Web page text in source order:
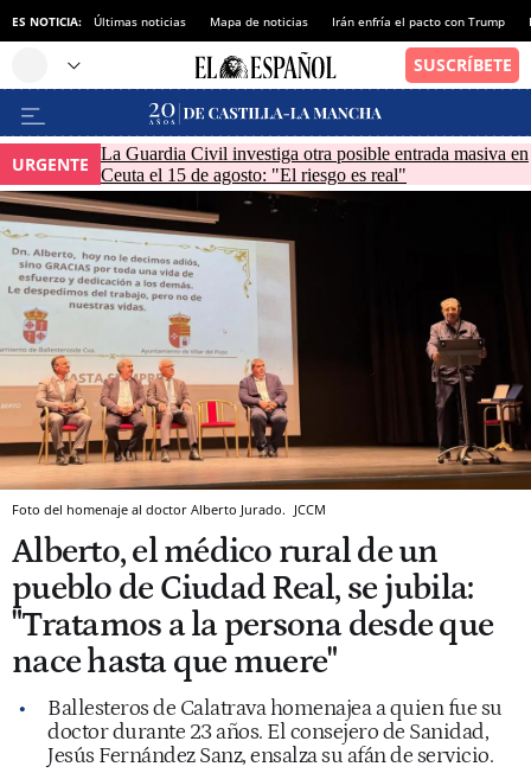
ES NOTICIA: Últimas noticias Mapa de noticias Irán enfría el pacto con Trump
URGENTE
La Guardia Civil investiga otra posible entrada masiva en
Ceuta el 15 de agosto: "El riesgo es real"
Foto del homenaje al doctor Alberto Jurado. JCCM
Alberto, el médico rural de un
pueblo de Ciudad Real, se jubila:
"Tratamos a la persona desde que
nace hasta que muere"
Ballesteros de Calatrava homenajea a quien fue su
doctor durante 23 años. El consejero de Sanidad,
Jesús Fernández Sanz, ensalza su afán de servicio.